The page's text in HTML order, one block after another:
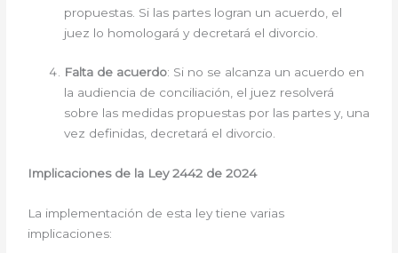
propuestas. Si las partes logran un acuerdo, el
juez lo homologará y decretará el divorcio.
Falta de acuerdo: Si no se alcanza un acuerdo en
la audiencia de conciliación, el juez resolverá
sobre las medidas propuestas por las partes y, una
vez definidas, decretará el divorcio.
Implicaciones de la Ley 2442 de 2024
La implementación de esta ley tiene varias
implicaciones: